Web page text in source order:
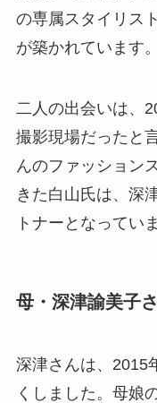
の専属スタイリス
が築かれています。
二人の出会いは、
撮影現場だったと
んのファッション
きた白山氏は、深
トナーとなってい
母・深津諭美子
深津さんは、2015
くしました。母娘